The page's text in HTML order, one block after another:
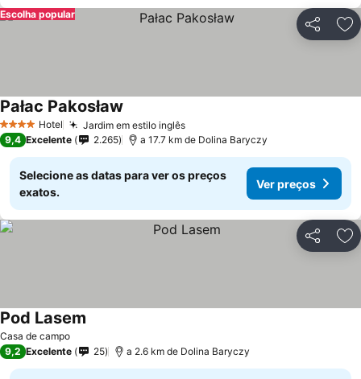
Partilhar
Escolha popular
4 EstrelasHotel Jardim em estilo inglês
Pałac Pakosław
9,4 Excelente 2.265 a 17.7 km de Dolina Baryczy
Selecione as datas para ver os preços
exatos.
Ver preços
Partilhar
Casa de campo
Pod Lasem
9,2 Excelente 25 a 2.6 km de Dolina Baryczy